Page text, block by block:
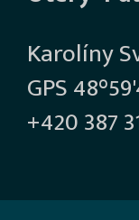
Karolíny
GPS
+420 387